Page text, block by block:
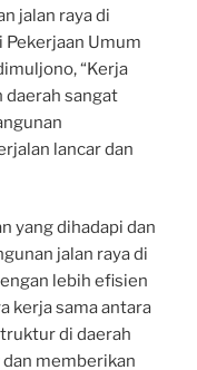
jalan raya di
Umum
“Kerja
daerah sangat
lancar dan
yang dihadapi dan
jalan raya di
lebih efisien
kerja sama antara
di daerah
memberikan